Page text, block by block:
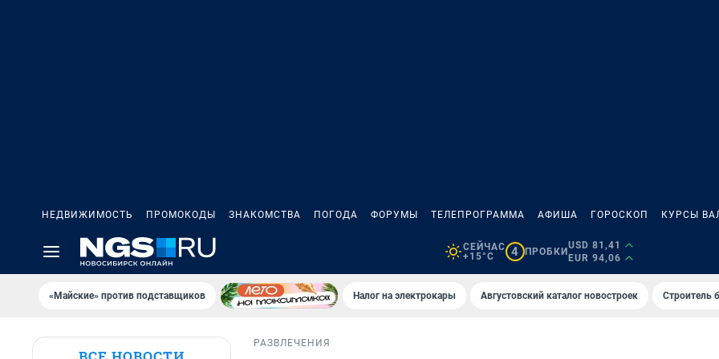
НЕДВИЖИМОСТЬ ПРОМОКОДЫ ЗНАКОМСТВА ПОГОДА ФОРУМЫ ТЕЛЕПРОГРАММА АФИША ГОРОСКОП КУРСЫ
СЕЙЧАС
+15°C
4 ПРОБКИ
USD 81,41
EUR 94,06
«Майские» против подставщиков Налог на электрокары Августовский каталог новостроек Строитель
РАЗВЛЕЧЕНИЯ